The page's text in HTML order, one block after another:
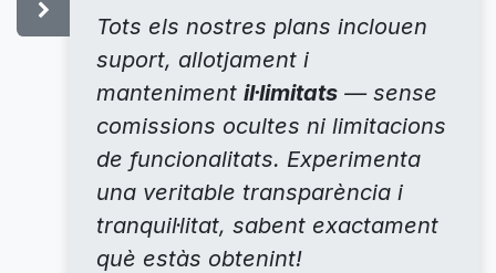
Tots els nostres plans inclouen
suport, allotjament i
manteniment il·limitats — sense
comissions ocultes ni limitacions
de funcionalitats. Experimenta
una veritable transparència i
tranquil·litat, sabent exactament
què estàs obtenint!